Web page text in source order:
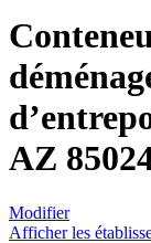
AZ
Modifier
Afficher les